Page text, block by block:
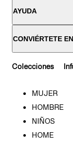
AYUDA
CONVIÉRTETE
Colecciones
MUJER
HOMBRE
NIÑOS
HOME